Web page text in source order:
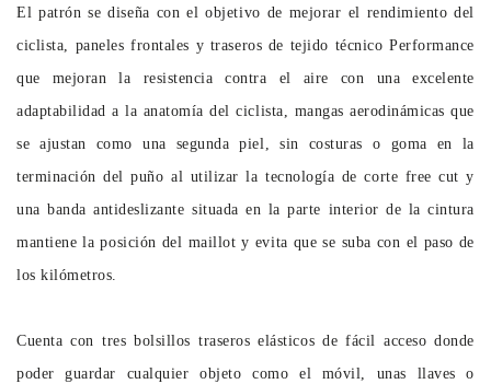
El patrón se diseña con el objetivo de mejorar el rendimiento del
ciclista, paneles frontales y traseros de tejido técnico Performance
que mejoran la resistencia contra el aire con una excelente
adaptabilidad a la anatomía del ciclista, mangas aerodinámicas que
se ajustan como una segunda piel, sin costuras o goma en la
terminación del puño al utilizar la tecnología de corte free cut y
una banda antideslizante situada en la parte interior de la cintura
mantiene la posición del maillot y evita que se suba con el paso de
los kilómetros.
Cuenta con tres bolsillos traseros elásticos de fácil acceso donde
poder guardar cualquier objeto como el móvil, unas llaves o